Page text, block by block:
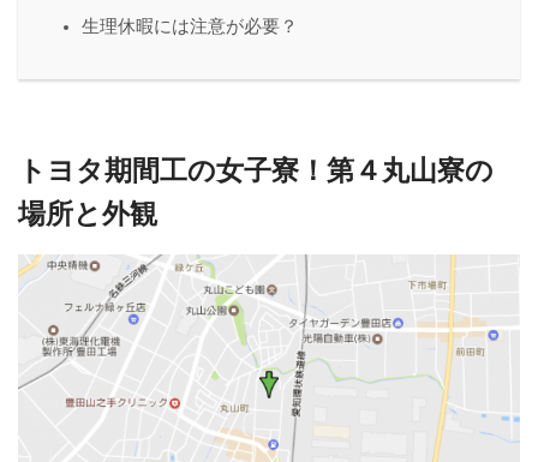
生理休暇には注意が必要？
トヨタ期間工の女子寮！第４丸山寮の
場所と外観